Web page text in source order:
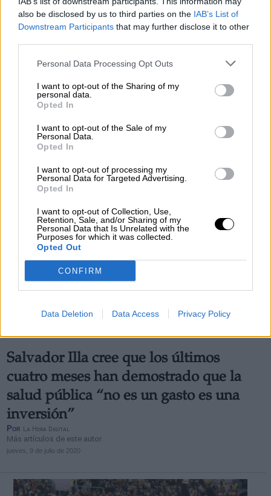
also be disclosed by us to third parties on the IAB’s List of
Downstream Participants that may further disclose it to other
Personal Data Processing Opt Outs
I want to opt-out of the Sharing of my
personal data.
Opted In
I want to opt-out of the Sale of my
Personal Data.
Opted In
I want to opt-out of processing my
Personal Data for Targeted Advertising.
Opted In
I want to opt-out of Collection, Use,
Retention, Sale, and/or Sharing of my
Personal Data that Is Unrelated with the
Purposes for which it was collected.
Opted Out
CONFIRM
Data Deletion Data Access Privacy Policy
Sánchez recuerda en Bilbao que la
respuesta a la crisis no debe dejar a
nadie atrás
La Hora Digital
Más artículos de este autor
Salvador Illa cree que los últimos
cuatro meses han demostrado que la
salud pública “no es un gasto es una
inversión”
Por La Hora Digital
Más artículos de este autor
jueves, 9 de julio de 2020